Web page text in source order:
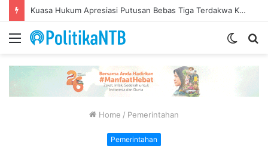
Putusan Bebas Tiga Terdakwa Gratifikasi DPRD NTB Tegaskan Keadilan Berdasarkan Fakta Persidangan
Menu
Switch
Home / Pemerintahan
Pemerintahan